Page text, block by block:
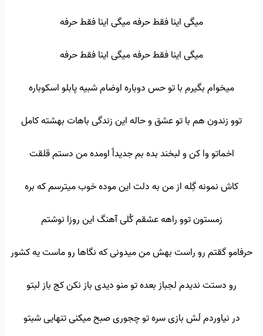
میگی اینا فقط حرفه میگی اینا فقط حرفه
میگی اینا فقط حرفه میگی اینا فقط حرفه
میخوام بگیرم با تو حس دوباره اوضام شبیه پابلو اسکوباره
توو زندون هم با تو عشق و حاله این زندگی باهات بهشته کامل
اخماتو وا کن و لبخند بده بم جدیداً اومده من دستم قلقت
کاش نمونه گِله از من به دلت این موده خوب میترسم که بره
زمستون توو راهه عشقم کُلی آهنگ این روزا نوشتم
حرفامو گقتم رو راست بهش من میدونی که نگاها رو ماست یه کشور
رو دستت ندیدم لجباز بعده تو منو دیدی باز نکن کج باز لبتو
در نیاوردم لَش بازی سره تو چجوری صبح میکنی تنهایی شبتو